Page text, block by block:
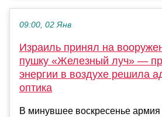
09:00, 02 Янв
Израиль принял на
пушку «Железный луч» —
энергии в воздухе решила
оптика
В минувшее воскресенье